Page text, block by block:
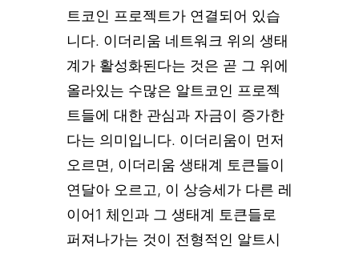
트코인 프로젝트가 연결되어 있습
니다. 이더리움 네트워크 위의 생태
계가 활성화된다는 것은 곧 그 위에
올라있는 수많은 알트코인 프로젝
트들에 대한 관심과 자금이 증가한
다는 의미입니다. 이더리움이 먼저
오르면, 이더리움 생태계 토큰들이
연달아 오르고, 이 상승세가 다른 레
이어1 체인과 그 생태계 토큰들로
퍼져나가는 것이 전형적인 알트시